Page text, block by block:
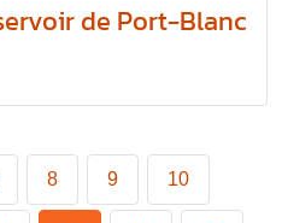
de Port-Blanc
8 9 10